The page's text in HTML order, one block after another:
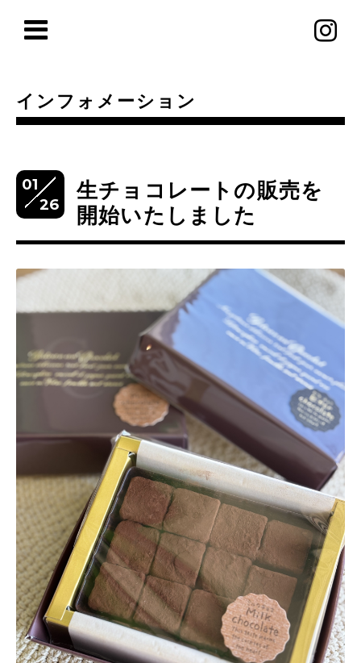
インフォメーション
01
26
生チョコレートの販売を
開始いたしました